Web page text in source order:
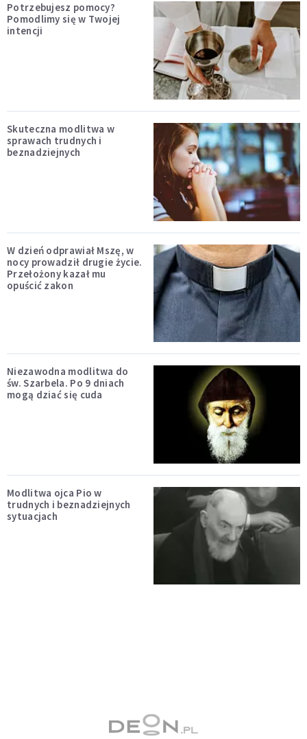
Potrzebujesz pomocy?
Pomodlimy się w Twojej
intencji
Skuteczna modlitwa w
sprawach trudnych i
beznadziejnych
W dzień odprawiał Mszę, w
nocy prowadził drugie życie.
Przełożony kazał mu
opuścić zakon
Niezawodna modlitwa do
św. Szarbela. Po 9 dniach
mogą dziać się cuda
Modlitwa ojca Pio w
trudnych i beznadziejnych
sytuacjach